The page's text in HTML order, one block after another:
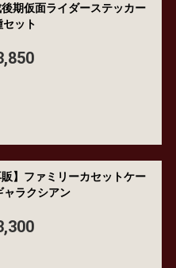
期仮面ライダーステッカー
セット
販】ファミリーカセットケー
ャラクシアン